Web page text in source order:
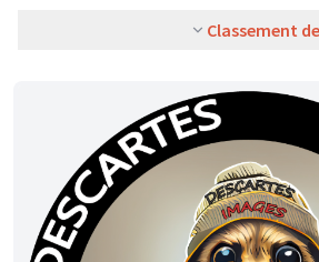
Classement